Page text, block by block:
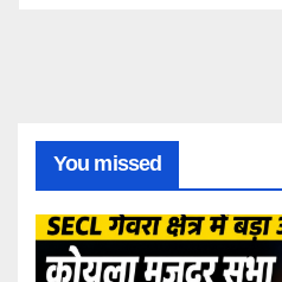
You missed